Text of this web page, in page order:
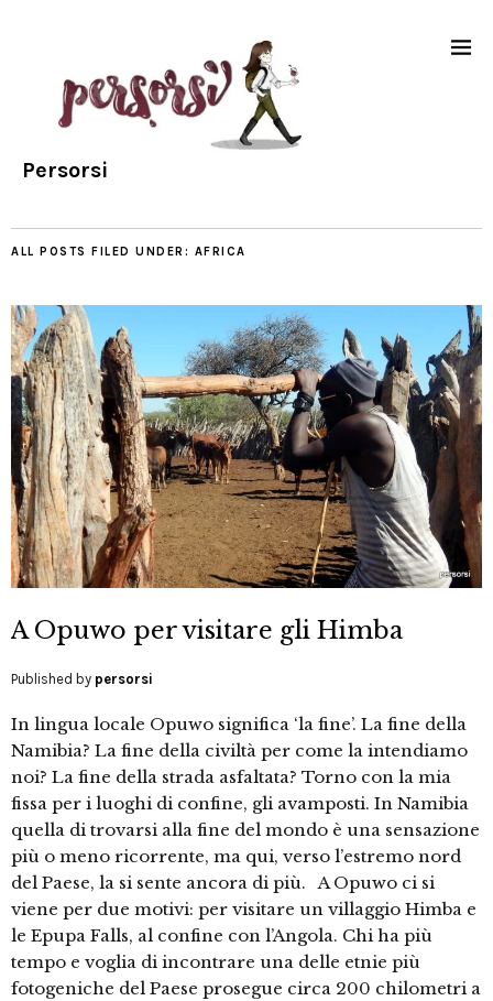
Persorsi
ALL POSTS FILED UNDER: AFRICA
A Opuwo per visitare gli Himba
Published by persorsi
In lingua locale Opuwo significa ‘la fine’. La fine della
Namibia? La fine della civiltà per come la intendiamo
noi? La fine della strada asfaltata? Torno con la mia
fissa per i luoghi di confine, gli avamposti. In Namibia
quella di trovarsi alla fine del mondo è una sensazione
più o meno ricorrente, ma qui, verso l’estremo nord
del Paese, la si sente ancora di più. A Opuwo ci si
viene per due motivi: per visitare un villaggio Himba e
le Epupa Falls, al confine con l’Angola. Chi ha più
tempo e voglia di incontrare una delle etnie più
fotogeniche del Paese prosegue circa 200 chilometri a